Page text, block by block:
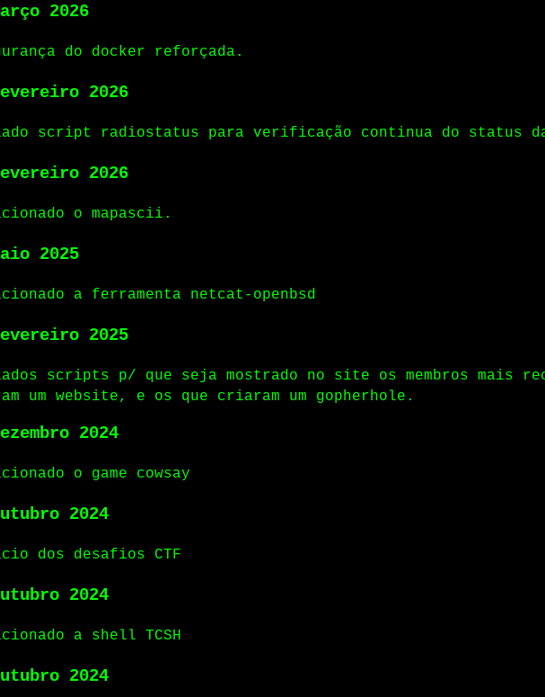
2026
do docker reforçada.
2026
script radiostatus para verificação continua do status da
2026
o mapascii.
2025
a ferramenta netcat-openbsd
2025
scripts p/ que seja mostrado no site os membros mais
um website, e os que criaram um gopherhole.
2024
o game cowsay
2024
dos desafios CTF
2024
a shell TCSH
2024